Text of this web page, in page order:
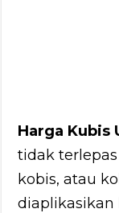
Harga Kubis
tidak
kobis, atau
diaplikasikan